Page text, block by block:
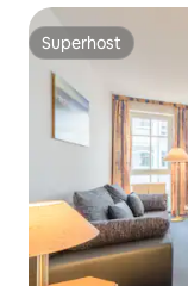
Superhost
Superhost